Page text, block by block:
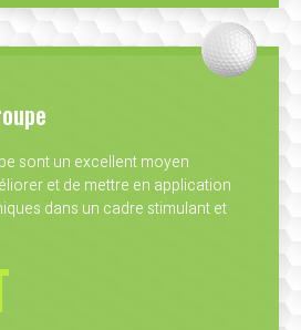
sont un excellent moyen
et de mettre en application
dans un cadre stimulant et